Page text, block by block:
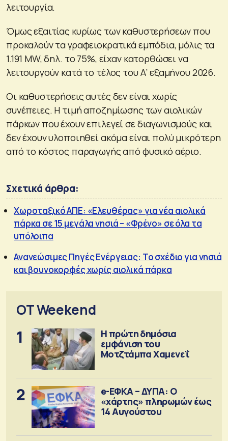
λειτουργία.
Όμως εξαιτίας κυρίως των καθυστερήσεων που
προκαλούν τα γραφειοκρατικά εμπόδια, μόλις τα
1.191 MW, δηλ. το 75%, είχαν κατορθώσει να
λειτουργούν κατά το τέλος του Α’ εξαμήνου 2026.
Οι καθυστερήσεις αυτές δεν είναι χωρίς
συνέπειες. Η τιμή αποζημίωσης των αιολικών
πάρκων που έχουν επιλεγεί σε διαγωνισμούς και
δεν έχουν υλοποιηθεί ακόμα είναι πολύ μικρότερη
από το κόστος παραγωγής από φυσικό αέριο.
Σχετικά άρθρα:
Χωροταξικό ΑΠΕ: «Ελευθέρας» για νέα αιολικά
πάρκα σε 15 μεγάλα νησιά – «Φρένο» σε όλα τα
υπόλοιπα
Ανανεώσιμες Πηγές Ενέργειας: Το σχέδιο για νησιά
και βουνοκορφές χωρίς αιολικά πάρκα
OT Weekend
1
Η πρώτη δημόσια
εμφάνιση του
Μοτζτάμπα Χαμενεΐ
2
e-ΕΦΚΑ – ΔΥΠΑ: Ο
«χάρτης» πληρωμών έως
14 Αυγούστου